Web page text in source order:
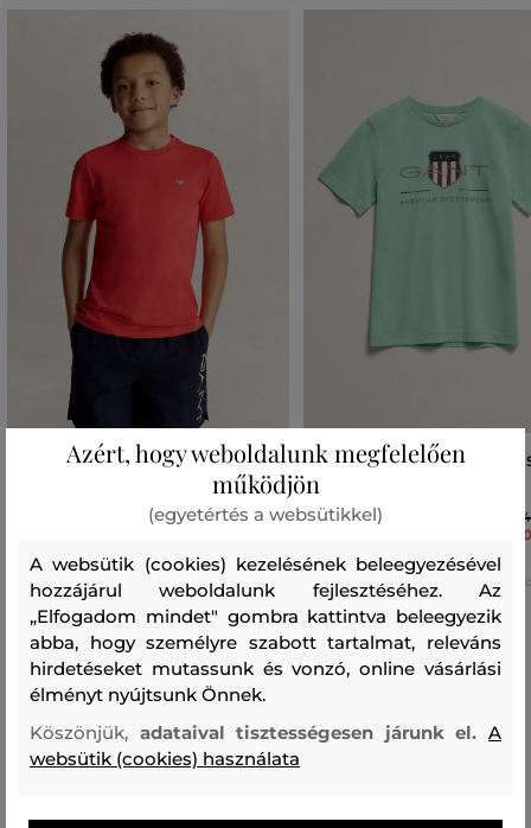
PÓLÓ GANT SHIELD SS T-SHIRT
12 290 Ft
8 600 Ft
122/128 , 128/134, 134/140
PÓLÓ GANT ARCHIVE SHIELD
SHIRT
Elérhető méretek:
122/128 , 134/140 152/158 +2
Fiúk mérettáblázata - felső
MÉRET ÉV MAGASSÁG MELLKAS DERÉK CSÍPŐ
Azért, hogy weboldalunk megfelelően
működjön
(egyetértés a websütikkel)
A websütik (cookies) kezelésének beleegyezésével
hozzájárul weboldalunk fejlesztéséhez. Az
„Elfogadom mindet" gombra kattintva beleegyezik
abba, hogy személyre szabott tartalmat, releváns
hirdetéseket mutassunk és vonzó, online vásárlási
élményt nyújtsunk Önnek.
Köszönjük, adataival tisztességesen járunk el.A
websütik (cookies) használata